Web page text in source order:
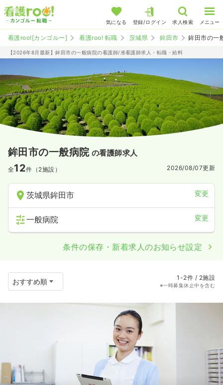
気になる 登録/ログイン 求人検索 メニュー
看護roo![カンゴルー] 看護roo! 転職 茨城県 鉾田市 鉾田市の一
【2026年8月最新】鉾田市の一般病院の看護師/准看護師求人・転職・給料
鉾田市の一般病院 の看護師求人
全12件（2施設） 2026/08/07更新
茨城県鉾田市 変更
一般病院 変更
条件の保存・新着求人のお知らせ設定
1-2件 / 2施設
※一時募集休止中を含む